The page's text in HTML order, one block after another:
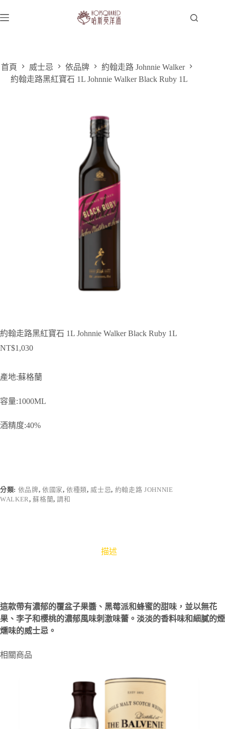
至
容
首頁 威士忌 依品牌
約翰走路 Johnnie Walker
約翰走路黑紅寶石 1L Johnnie Walker Black Ruby 1L
約翰走路黑紅寶石 1L Johnnie Walker Black Ruby 1L
NT$1,030
產地:蘇格蘭
容量:1000ML
酒精度:40%
分類: 依品牌, 依國家,依種類, 威士忌, 約翰走路 JOHNNIE
WALKER,蘇格蘭,調和
描述
這款帶有濃郁的覆盆子果醬、黑莓派和蜂蜜的甜味，並以無花
果、李子和櫻桃的濃郁風味刺激味蕾。淡淡的香料味和細膩的煙
燻味的威士忌。
相關商品